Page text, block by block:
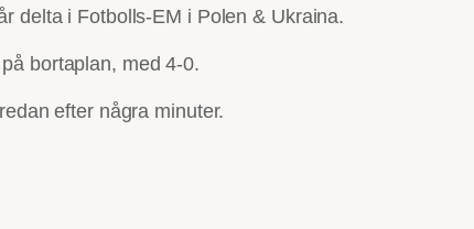
delta i Fotbolls-EM i Polen & Ukraina.
bortaplan, med 4-0.
efter några minuter.